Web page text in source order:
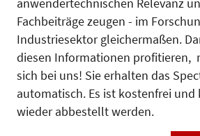
anwendertechnischen Relevanz
Fachbeiträge zeugen - im
Industriesektor gleichermaßen.
diesen Informationen profitieren,
sich bei uns! Sie erhalten das
automatisch. Es ist kostenfrei und
wieder abbestellt werden.